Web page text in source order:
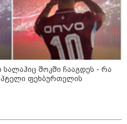
სალაჰიც შოკში ჩააგდეს - რა
ფეხბურთელის